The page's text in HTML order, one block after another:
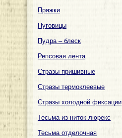
Пряжки
Пуговицы
Пудра – блеск
Репсовая лента
Стразы пришивные
Стразы термоклеевые
Стразы холодной фиксации
Тесьма из ниток люрекс
Тесьма отделочная